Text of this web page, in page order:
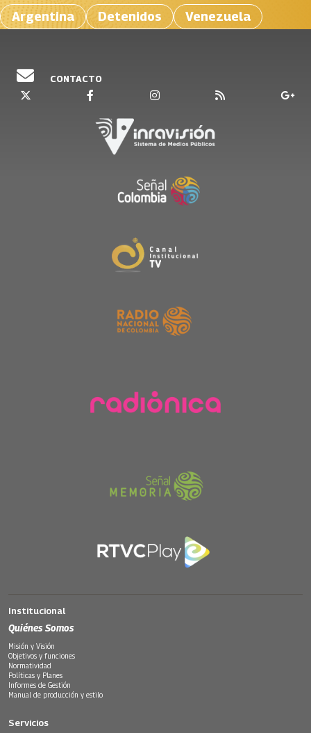
Argentina
Detenidos Venezuela
CONTACTO
Institucional
Quiénes Somos
Misión y Visión
Objetivos y funciones
Normatividad
Políticas y Planes
Informes de Gestión
Manual de producción y estilo
Servicios